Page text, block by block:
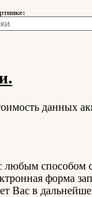
данных
любым способом
форма
Вас в